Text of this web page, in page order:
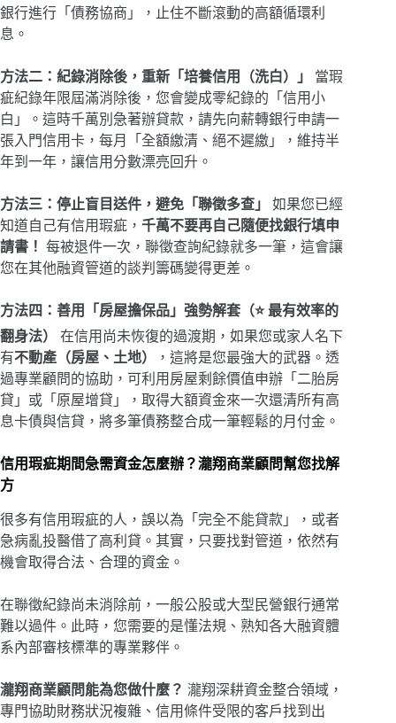
銀行進行「債務協商」，止住不斷滾動的高額循環利
息。
方法二：紀錄消除後，重新「培養信用（洗白）」
當瑕
疵紀錄年限屆滿消除後，您會變成零紀錄的「信用小
白」。這時千萬別急著辦貸款，請先向薪轉銀行申請一
張入門信用卡，每月「全額繳清、絕不遲繳」，維持半
年到一年，讓信用分數漂亮回升。
方法三：停止盲目送件，避免「聯徵多查」
如果您已經
知道自己有信用瑕疵， 千萬不要再自己隨便找銀行填申
請書！ 每被退件一次，聯徵查詢紀錄就多一筆，這會讓
您在其他融資管道的談判籌碼變得更差。
方法四：善用「房屋擔保品」強勢解套（⭐ 最有效率的
翻身法）
在信用尚未恢復的過渡期，如果您或家人名下
有不動產（房屋、土地）
，這將是您最強大的武器。透
過專業顧問的協助，可利用房屋剩餘價值申辦「二胎房
貸」或「原屋增貸」，取得大額資金來一次還清所有高
息卡債與信貸，將多筆債務整合成一筆輕鬆的月付金。
信用瑕疵期間急需資金怎麼辦？瀧翔商業顧問幫您找解
方
很多有信用瑕疵的人，誤以為「完全不能貸款」，或者
急病亂投醫借了高利貸。其實，只要找對管道，依然有
機會取得合法、合理的資金。
在聯徵紀錄尚未消除前，一般公股或大型民營銀行通常
難以過件。此時，您需要的是懂法規、熟知各大融資體
系內部審核標準的專業夥伴。
瀧翔商業顧問能為您做什麼？ 瀧翔深耕資金整合領域，
專門協助財務狀況複雜、信用條件受限的客戶找到出